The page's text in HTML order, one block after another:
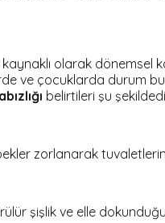
olarak dönemsel
ve çocuklarda durum
belirtileri şu
zorlanarak
şişlik ve elle